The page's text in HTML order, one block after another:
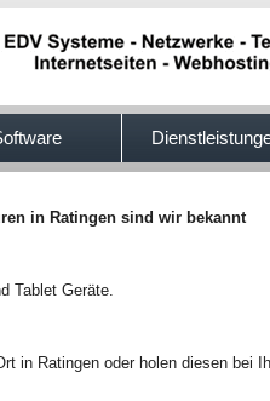
in Ratingen sind wir bekannt
Tablet Geräte.
in Ratingen oder holen diesen bei